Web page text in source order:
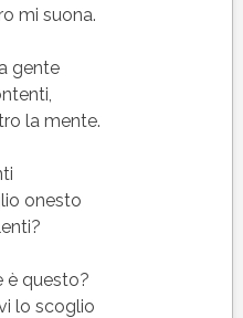
mi suona.
gente
la mente.
onesto
è questo?
lo scoglio